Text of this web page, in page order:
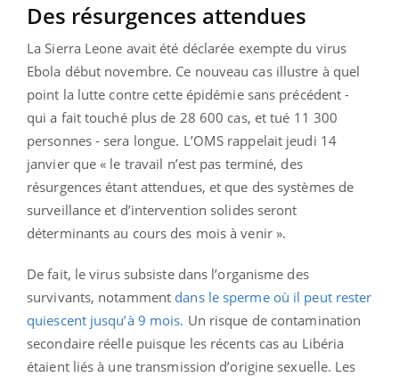
Des résurgences attendues
La Sierra Leone avait été déclarée exempte du virus
Ebola début novembre. Ce nouveau cas illustre à quel
point la lutte contre cette épidémie sans précédent -
qui a fait touché plus de 28 600 cas, et tué 11 300
personnes - sera longue. L’OMS rappelait jeudi 14
janvier que « le travail n’est pas terminé, des
résurgences étant attendues, et que des systèmes de
surveillance et d’intervention solides seront
déterminants au cours des mois à venir ».
De fait, le virus subsiste dans l’organisme des
survivants, notamment dans le sperme où il peut rester
quiescent jusqu’à 9 mois. Un risque de contamination
secondaire réelle puisque les récents cas au Libéria
étaient liés à une transmission d’origine sexuelle. Les